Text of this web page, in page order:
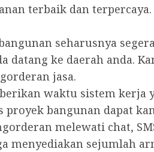
terbaik dan
seharusnya
datang ke daerah anda.
jasa.
waktu sistem kerja
bangunan dapat
melewati chat,
menyediakan sejumlah